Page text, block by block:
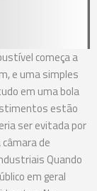
começa a
e uma simples
em uma bola
estão
ser evitada por
de
Quando
em geral